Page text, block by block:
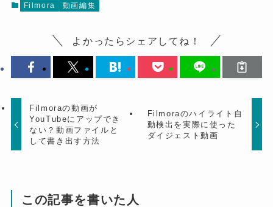
Filmora 動画編集
よかったらシェアしてね！
Filmoraの動画が
YouTubeにアップでき
ない？動画ファイルと
して書き出す方法
Filmoraのハイライト自
動検出を実際に使った
ダイジェスト動画
この記事を書いた人